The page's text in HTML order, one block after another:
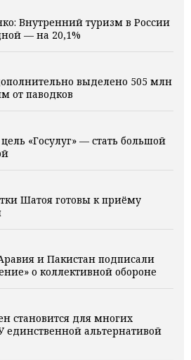
Внутренний туризм в России
— на 20,1%
выделено 505 млн
от паводков
«Госулуг» — стать большой
Шатоя готовы к приёму
и Пакистан подписали
о коллективной обороне
становится для многих
альтернативой